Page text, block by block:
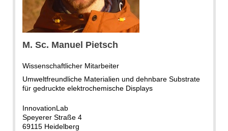
M. Sc. Manuel Pietsch
Wissenschaftlicher Mitarbeiter
Umweltfreundliche Materialien und dehnbare Substrate
für gedruckte elektrochemische Displays
InnovationLab
Speyerer Straße 4
69115 Heidelberg